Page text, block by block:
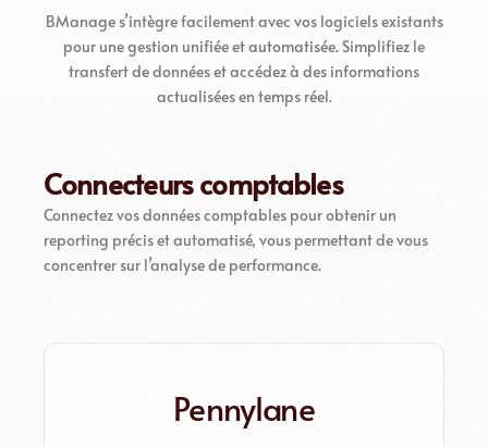
BManage s’intègre facilement avec vos logiciels existants
pour une gestion unifiée et automatisée. Simplifiez le
transfert de données et accédez à des informations
actualisées en temps réel.
Connecteurs comptables
Connectez vos données comptables pour obtenir un
reporting précis et automatisé, vous permettant de vous
concentrer sur l’analyse de performance.
Pennylane